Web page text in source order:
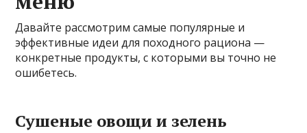
Давайте рассмотрим самые популярные и
эффективные идеи для походного рациона —
конкретные продукты, с которыми вы точно не
ошибетесь.
Сушеные овощи и зелень